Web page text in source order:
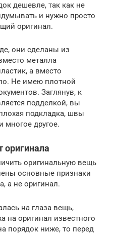
дешевле, так как не
и нужно просто
оригинал.
они сделаны из
металла
а вместо
Не имею плотной
Заглянув, к
подделкой, вы
подкладка, швы
многое другое.
оригинала
оригинальную вещь
основные признаки
а не оригинал.
на глаза вещь,
на оригинал известного
порядок ниже, то перед